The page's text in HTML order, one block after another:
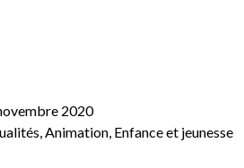
2020
Animation Enfance et jeunesse